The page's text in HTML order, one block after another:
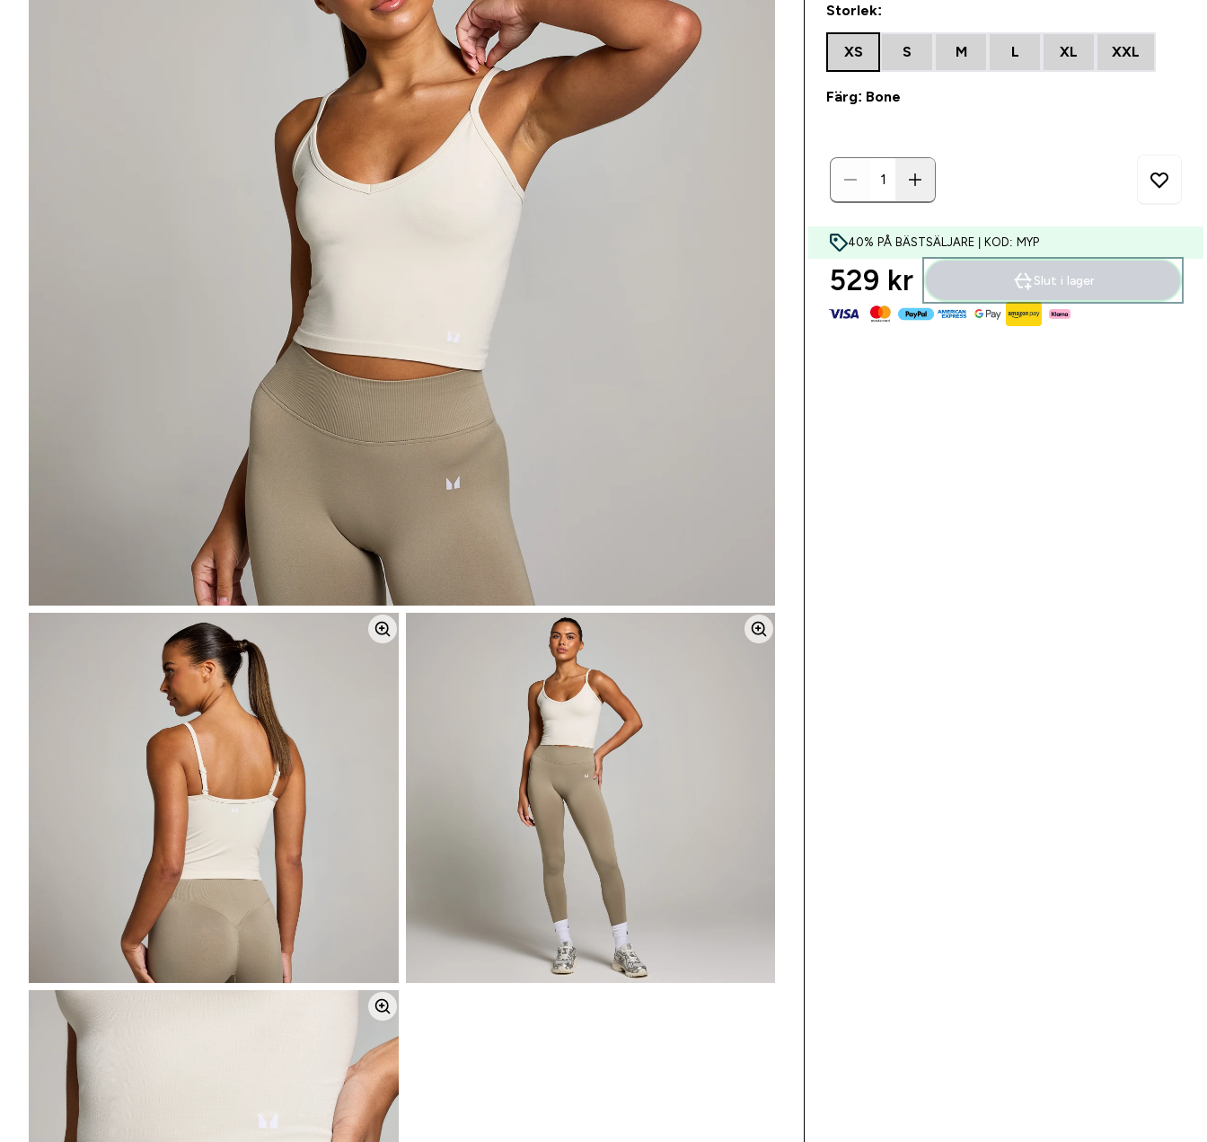
Storlek:
XS S M L XL XXL
Färg: Bone
40% PÅ BÄSTSÄLJARE | KOD: MYP
529 kr‎ Slut i lager